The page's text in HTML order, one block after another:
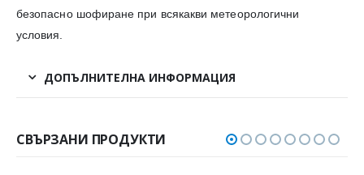
безопасно шофиране при всякакви метеорологични
условия.
ДОПЪЛНИТЕЛНА ИНФОРМАЦИЯ
СВЪРЗАНИ ПРОДУКТИ